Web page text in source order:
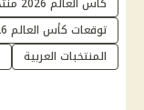
توقعات كأس العالم 2026
المنتخبات العربية